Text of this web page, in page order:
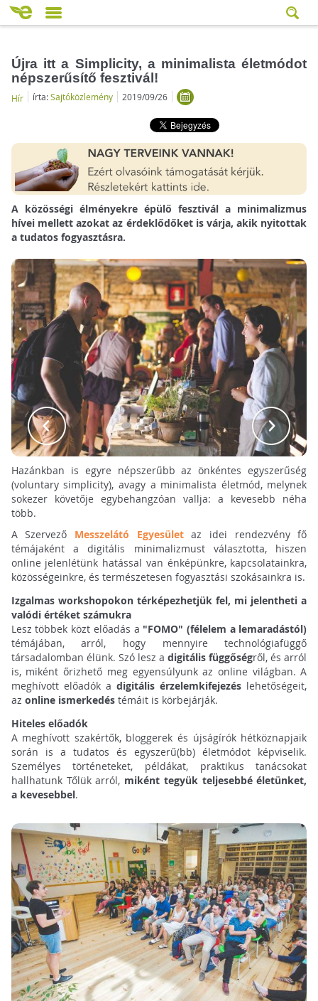
Újra itt a Simplicity, a minimalista életmódot
népszerűsítő fesztivál!
Hír írta:Sajtóközlemény 2019/09/26
A közösségi élményekre épülő fesztivál a minimalizmus
hívei mellett azokat az érdeklődőket is várja, akik nyitottak
a tudatos fogyasztásra.
Hazánkban is egyre népszerűbb az önkéntes egyszerűség
(voluntary simplicity), avagy a minimalista életmód, melynek
sokezer követője egybehangzóan vallja: a kevesebb néha
több.
A Szervező Messzelátó Egyesületaz idei rendezvény fő
témájaként a digitális minimalizmust választotta, hiszen
online jelenlétünk hatással van énképünkre, kapcsolatainkra,
közösségeinkre, és természetesen fogyasztási szokásainkra is.
Izgalmas workshopokon térképezhetjük fel, mi jelentheti a
valódi értéket számukra
Lesz többek közt előadás a "FOMO" (félelem a lemaradástól)
témájában, arról, hogy mennyire technológiafüggő
társadalomban élünk. Szó lesz adigitális függőségről, és arról
is, miként őrizhető meg egyensúlyunk az online világban. A
meghívott előadók adigitális érzelemkifejezés lehetőségeit,
az online ismerkedéstémáit is körbejárják.
Hiteles előadók
A meghívott szakértők, bloggerek és újságírók hétköznapjaik
során is a tudatos és egyszerű(bb) életmódot képviselik.
Személyes történeteket, példákat, praktikus tanácsokat
hallhatunk Tőlük arról, miként tegyük teljesebbé életünket,
a kevesebbel.